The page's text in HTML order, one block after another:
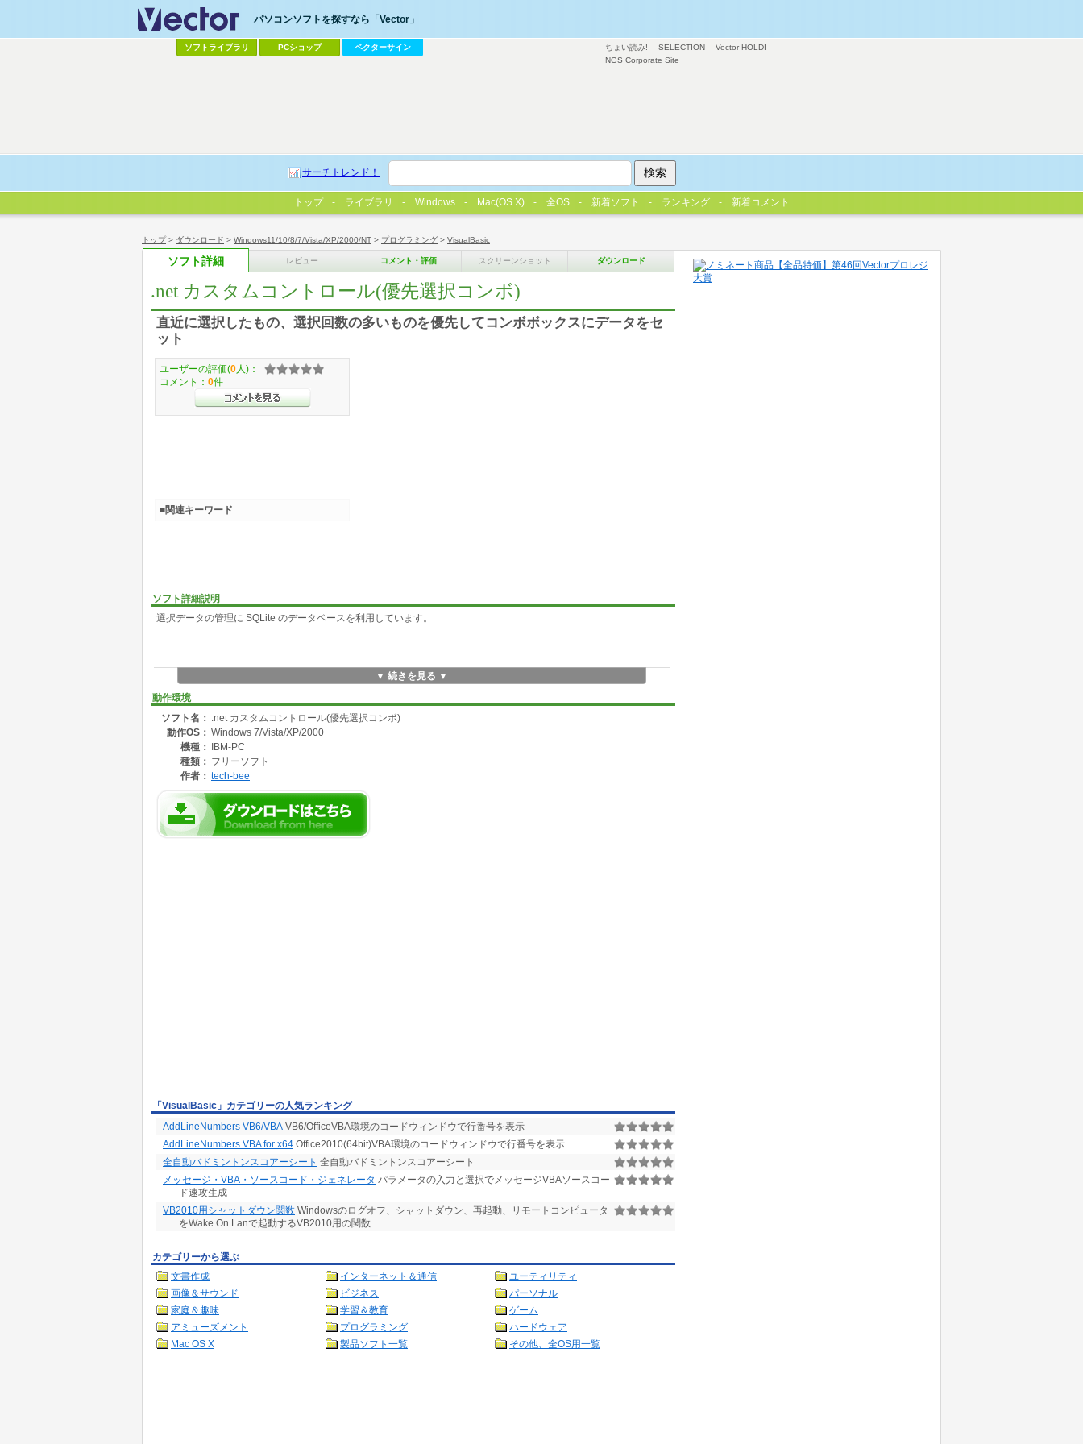
トップ> ダウンロード > Windows11/10/8/7/Vista/XP/2000/NT > プログラミング > VisualBasic
ソフト詳細 レビュー コメント・評価 スクリーンショット ダウンロード
.net カスタムコントロール(優先選択コンボ)
直近に選択したもの、選択回数の多いものを優先してコンボボックスにデータをセ
ット
ソフト詳細説明
選択データの管理に SQLite のデータベースを利用しています。
▼ 続きを見る ▼
動作環境
ソフト名： .net カスタムコントロール(優先選択コンボ)
動作OS： Windows 7/Vista/XP/2000
機種：
IBM-PC
種類： フリーソフト
作者： tech-bee
ユーザーの評価(0 人)：
コメント： 0件
■関連キーワード
「VisualBasic」カテゴリーの人気ランキング
AddLineNumbers VB6/VBA VB6/OfficeVBA環境のコードウィンドウで行番号を表示
AddLineNumbers VBA for x64 Office2010(64bit)VBA環境のコードウィンドウで行番号を表示
全自動バドミントンスコアーシート 全自動バドミントンスコアーシート
メッセージ・VBA・ソースコード・ジェネレータ パラメータの入力と選択でメッセージVBAソースコー
ド速攻生成
VB2010用シャットダウン関数 Windowsのログオフ、シャットダウン、再起動、リモートコンピュータ
をWake On Lanで起動するVB2010用の関数
カテゴリーから選ぶ
文書作成
インターネット＆通信
ユーティリティ
画像＆サウンド
ビジネス
パーソナル
家庭＆趣味
学習＆教育
ゲーム
アミューズメント
プログラミング
ハードウェア
Mac OS X
製品ソフト一覧 その他、全OS用一覧
ちょい読み! SELECTION
Vector HOLDI
NGS Corporate Site
パソコンソフトを探すなら「Vector」
ソフトライブラリ PCショップ ベクターサイン
サーチトレンド！
トップ ライブラリ Windows Mac(OS X) 全OS 新着ソフト ランキング 新着コメント